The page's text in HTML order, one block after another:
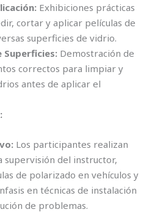
Exhibiciones prácticas
cortar y aplicar películas de
superficies de vidrio.
Superficies:Demostración de
correctos para limpiar y
antes de aplicar el
Los participantes realizan
supervisión del instructor,
de polarizado en vehículos y
en técnicas de instalación
de problemas.